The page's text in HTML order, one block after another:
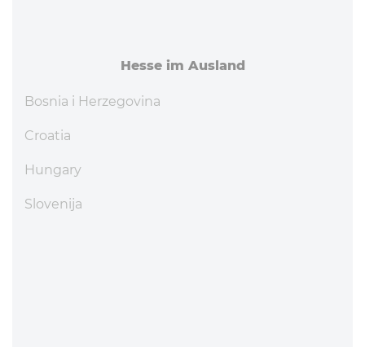
Hesse im Ausland
Bosnia i Herzegovina
Croatia
Hungary
Slovenija